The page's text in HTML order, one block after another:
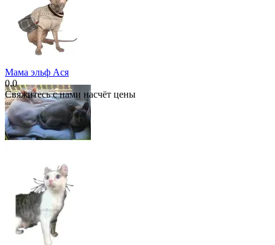
Мама эльф Ася
0.0
Свяжитесь с нами насчёт цены